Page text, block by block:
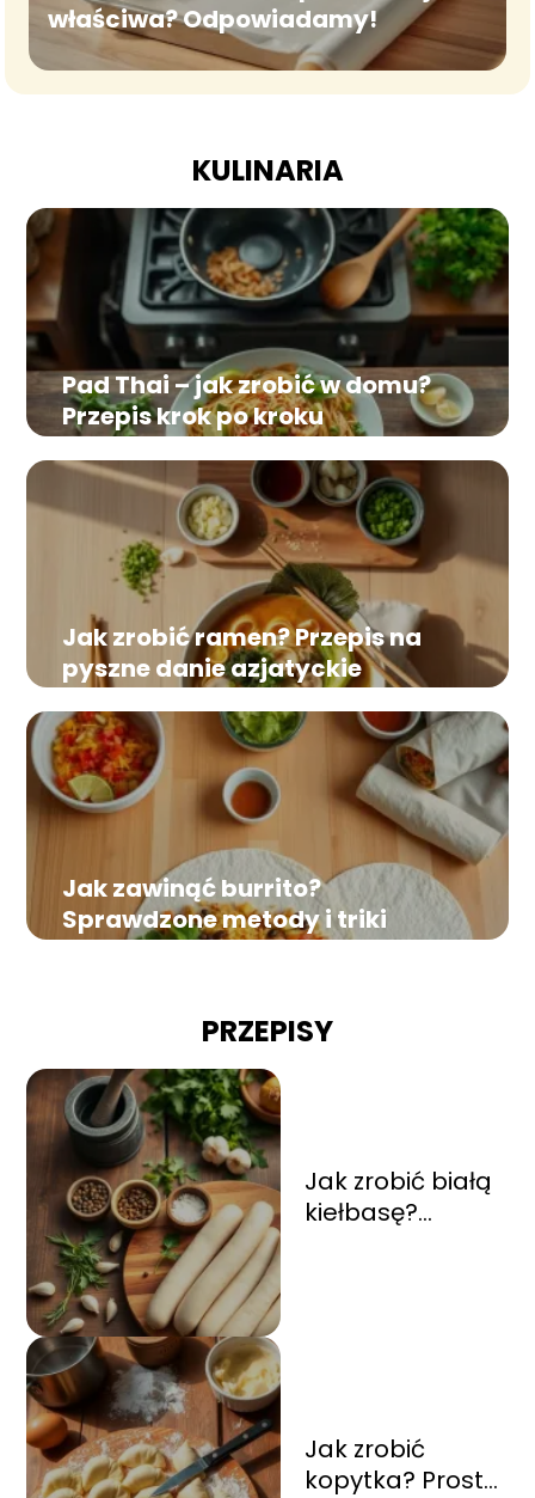
właściwa? Odpowiadamy!
KULINARIA
Pad Thai – jak zrobić w domu?
Przepis krok po kroku
Jak zrobić ramen? Przepis na
pyszne danie azjatyckie
Jak zawinąć burrito?
Sprawdzone metody i triki
PRZEPISY
Jak zrobić białą
kiełbasę?
Jak zrobić
kopytka? Prosty